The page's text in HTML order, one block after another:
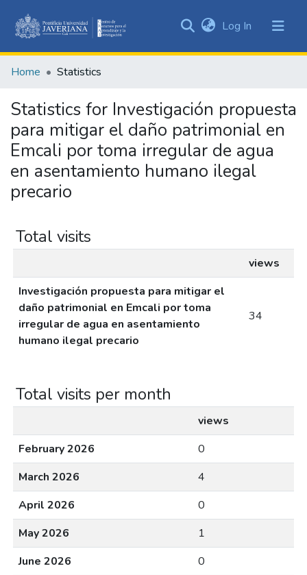
&
All of DSpace
Log In (current)
Home Statistics
Statistics for Investigación propuesta
para mitigar el daño patrimonial en
Emcali por toma irregular de agua
en asentamiento humano ilegal
precario
Total visits
views
Investigación propuesta para mitigar el
daño patrimonial en Emcali por toma
irregular de agua en asentamiento
humano ilegal precario
34
Total visits per month
views
February 2026
0
March 2026
4
April 2026
0
May 2026
1
June 2026
0